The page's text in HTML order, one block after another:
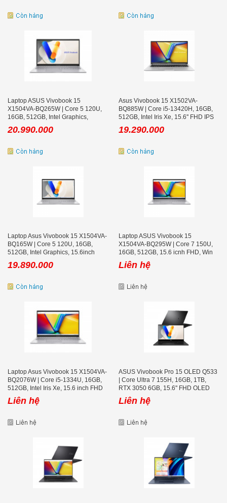
Laptop ASUS Vivobook 15
X1504VA-BQ265W | Core 5 120U,
16GB, 512GB, Intel Graphics,
15.6inch FHD
20.990.000
Asus Vivobook 15 X1502VA-
BQ885W | Core i5-13420H, 16GB,
512GB, Intel Iris Xe, 15.6'' FHD IPS
19.290.000
Laptop Asus Vivobook 15 X1504VA-
BQ165W | Core 5 120U, 16GB,
512GB, Intel Graphics, 15.6inch
FHD
19.890.000
Laptop ASUS Vivobook 15
X1504VA-BQ295W | Core 7 150U,
16GB, 512GB, 15.6 icnh FHD, Win
11, Bạc
Liên hệ
Laptop Asus Vivobook 15 X1504VA-
BQ2076W | Core i5-1334U, 16GB,
512GB, Intel Iris Xe, 15.6 inch FHD
IPS
Liên hệ
ASUS Vivobook Pro 15 OLED Q533
| Core Ultra 7 155H, 16GB, 1TB,
RTX 3050 6GB, 15.6'' FHD OLED
Liên hệ